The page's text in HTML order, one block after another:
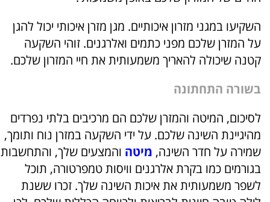
השקיעו במגני מזרון איכותיים. מגן מזרן איכותי יכול להגן
על המזרן שלכם מפני כתמים ואלרגנים. זוהי השקעה
קטנה שיכולה להאריך משמעותית את חיי המזרון שלכם.
בשורה התחתונה
לסיכום, המיטה והמזרן שלכם הם מרכיבים בלתי נפרדים
מהיגיינת השינה שלכם. על ידי השקעה במזרן נוח ותומך,
שמירה על חדר השינה, מיטה והמצעים שלך, והתחשבות
בגורמים כמו בקרת אלרגנים וויסות טמפרטורה, תוכל
לשפר משמעותית את איכות השינה שלך. זכרו ששנת